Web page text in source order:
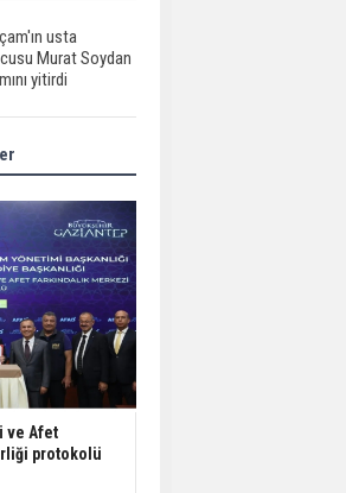
usta
Murat Soydan
yitirdi
Akşener ile
Dervişoğlu
görüntülendi
okullar tatil mi?
kurgu
insanları
döndürecek keşif
ve Afet
protokolü